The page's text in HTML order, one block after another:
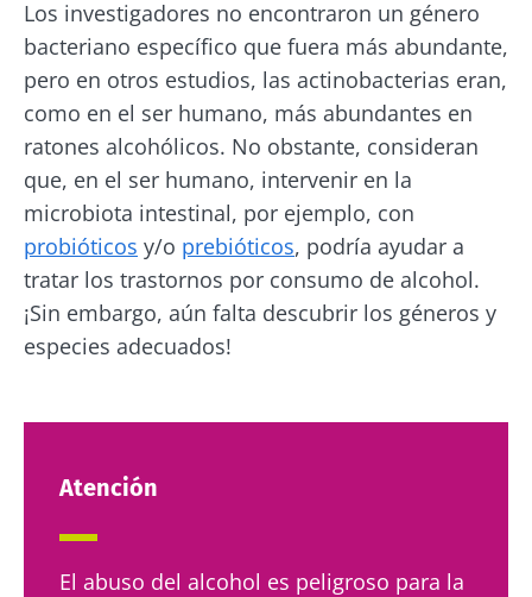
Los investigadores no encontraron un género
bacteriano específico que fuera más abundante,
pero en otros estudios, las actinobacterias eran,
como en el ser humano, más abundantes en
ratones alcohólicos. No obstante, consideran
que, en el ser humano, intervenir en la
microbiota intestinal, por ejemplo, con
probióticos y/o prebióticos, podría ayudar a
tratar los trastornos por consumo de alcohol.
¡Sin embargo, aún falta descubrir los géneros y
especies adecuados!
Atención
El abuso del alcohol es peligroso para la